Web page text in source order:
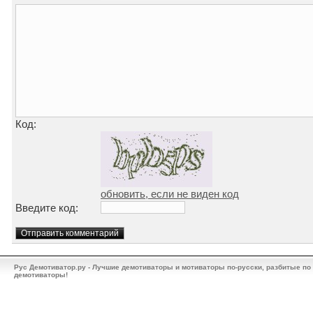
Код:
обновить, если не виден код
Введите код:
Рус Демотиватор.ру - Лучшие демотиваторы и мотиваторы по-русски, разбитые
демотиваторы!